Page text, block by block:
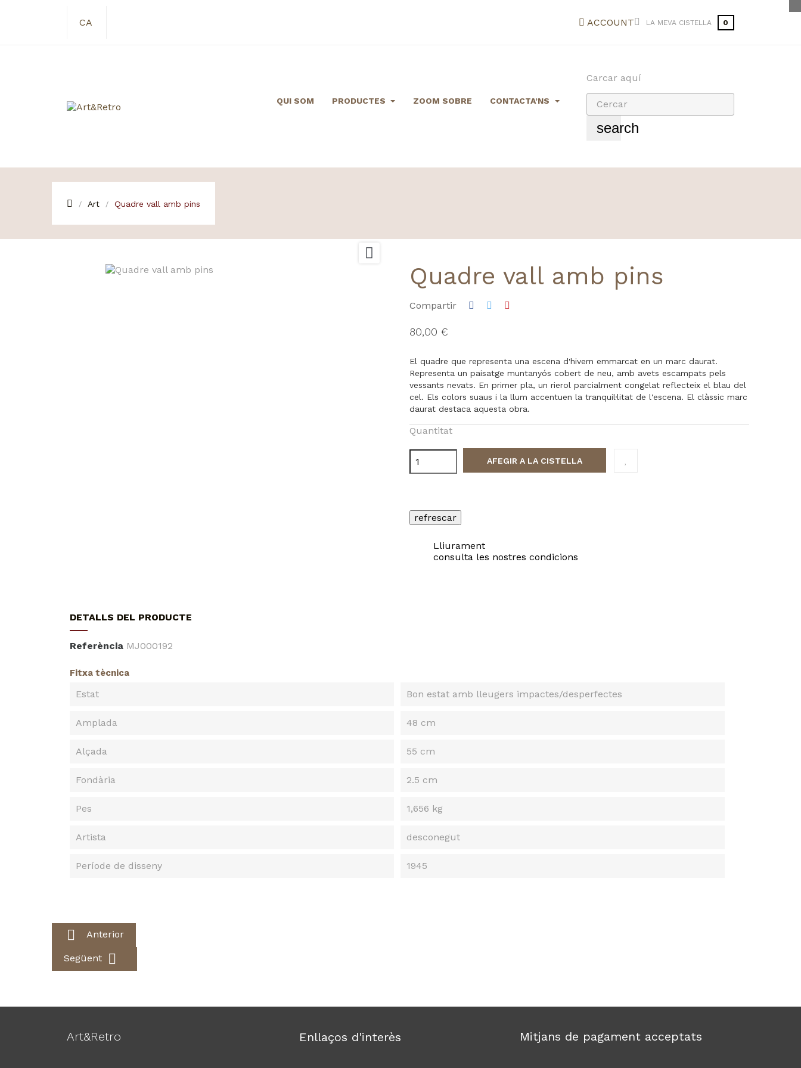
CA ACCOUNT LA MEVA CISTELLA 0
QUI SOM PRODUCTES ZOOM SOBRE CONTACTA’NS
Carcar aquí
search
Art Quadre vall amb pins

Quadre vall amb pins
Compartir
80,00 €
El quadre que representa una escena d'hivern emmarcat en un marc daurat.
Representa un paisatge muntanyós cobert de neu, amb avets escampats pels
vessants nevats. En primer pla, un rierol parcialment congelat reflecteix el blau del
cel. Els colors suaus i la llum accentuen la tranquil·litat de l'escena. El clàssic marc
daurat destaca aquesta obra.
Quantitat
AFEGIR A LA CISTELLA
Lliurament
consulta les nostres condicions
DETALLS DEL PRODUCTE
Referència MJ000192
Fitxa tècnica
Estat Bon estat amb lleugers impactes/desperfectes
Amplada 48 cm
Alçada 55 cm
Fondària 2.5 cm
Pes 1,656 kg
Artista desconegut
Període de disseny 1945
 Anterior
Següent 
Art&Retro Enllaços d'interès Mitjans de pagament acceptats